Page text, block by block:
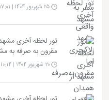
تور لحظه آخری
مقرون به صرفه به